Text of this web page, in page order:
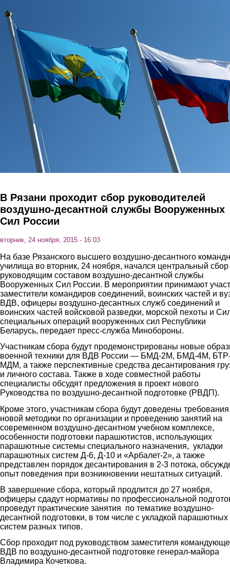
В Рязани проходит сбор руководителей
воздушно-десантной службы Вооруженных
Сил России
вторник, 24 ноября, 2015 - 16:03
На базе Рязанского высшего воздушно-десантного
училища во вторник, 24 ноября, начался центральный сбор
руководящим составом воздушно-десантной службы
Вооруженных Сил России. В мероприятии принимают
заместители командиров соединений, воинских частей и
ВДВ, офицеры воздушно-десантных служб соединений и
воинских частей войсковой разведки, морской пехоты и
специальных операций вооруженных сил Республики
Беларусь, передает пресс-служба Минобороны.
Участникам сбора будут продемонстрированы новые
военной техники для ВДВ России — БМД-2М, БМД-4М,
МДМ, а также перспективные средства десантирования
и личного состава. Также в ходе совместной работы
специалисты обсудят предложения в проект нового
Руководства по воздушно-десантной подготовке (РВДП).
Кроме этого, участникам сбора будут доведены требования
новой методики по организации и проведению занятий на
современном воздушно-десантном учебном комплексе,
особенности подготовки парашютистов, использующих
парашютные системы специального назначения, укладки
парашютных систем Д-6, Д-10 и «Арбалет-2», а также
представлен порядок десантирования в 2-3 потока,
опыт поведения при возникновении нештатных ситуаций.
В завершение сбора, который продлится до 27 ноября,
офицеры сдадут нормативы по профессиональной
проведут практические занятия по тематике воздушно-
десантной подготовки, в том числе с укладкой парашютных
систем разных типов.
Сбор проходит под руководством заместителя
ВДВ по воздушно-десантной подготовке генерал-майора
Владимира Кочеткова.